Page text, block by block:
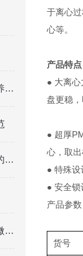
微孔板离心机该如何正常的保养与维护？
微孔板离心机在高通量筛选中的应用与优势
知道这五点，您就能轻松选购微孔板离心机
于离心
心等。
产品特点
● 大离
盘更稳
● 超厚
心，取
● 特殊设
● 安全锁
产品参
货号